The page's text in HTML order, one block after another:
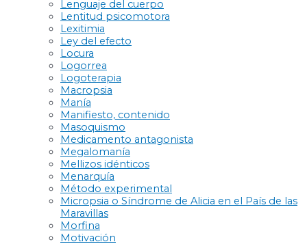
Lenguaje del cuerpo
Lentitud psicomotora
Lexitimia
Ley del efecto
Locura
Logorrea
Logoterapia
Macropsia
Manía
Manifiesto, contenido
Masoquismo
Medicamento antagonista
Megalomanía
Mellizos idénticos
Menarquía
Método experimental
Micropsia o Síndrome de Alicia en el País de las
Maravillas
Morfina
Motivación